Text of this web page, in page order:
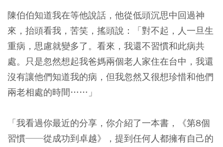
陳伯伯知道我在等他說話，他從低頭沉思中回過神
來，抬頭看我，苦笑，搖頭說：「對不起，人一旦生
重病，思慮就變多了。看來，我還不習慣和此病共
處。只是忽然想起我爸媽兩個老人家住在台中，我還
沒有讓他們知道我的病，但我忽然又很想珍惜和他們
兩老相處的時間……」
「我看過你最近的分享，你介紹了一本書，《第8個
習慣──從成功到卓越》，提到任何人都擁有自己的